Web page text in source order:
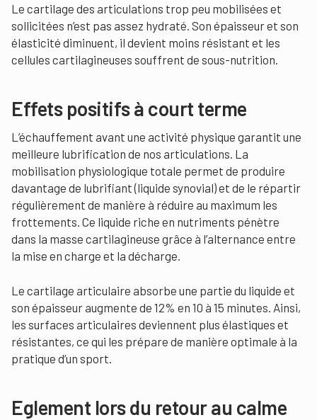
Le cartilage des articulations trop peu mobilisées et
sollicitées n’est pas assez hydraté. Son épaisseur et son
élasticité diminuent, il devient moins résistant et les
cellules cartilagineuses souffrent de sous-nutrition.
Effets positifs à court terme
L’échauffement avant une activité physique garantit une
meilleure lubrification de nos articulations. La
mobilisation physiologique totale permet de produire
davantage de lubrifiant (liquide synovial) et de le répartir
régulièrement de manière à réduire au maximum les
frottements. Ce liquide riche en nutriments pénètre
dans la masse cartilagineuse grâce à l’alternance entre
la mise en charge et la décharge.
Le cartilage articulaire absorbe une partie du liquide et
son épaisseur augmente de 12% en 10 à 15 minutes. Ainsi,
les surfaces articulaires deviennent plus élastiques et
résistantes, ce qui les prépare de manière optimale à la
pratique d’un sport.
Eglement lors du retour au calme